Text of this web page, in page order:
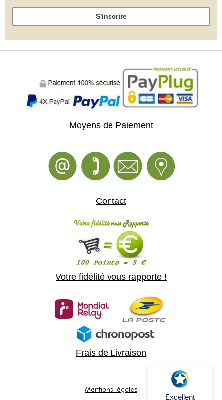
S'inscrire
Moyens de Paiement
Contact
Votre fidélité vous rapporte !
Frais de Livraison
Mentions légales
Excellent